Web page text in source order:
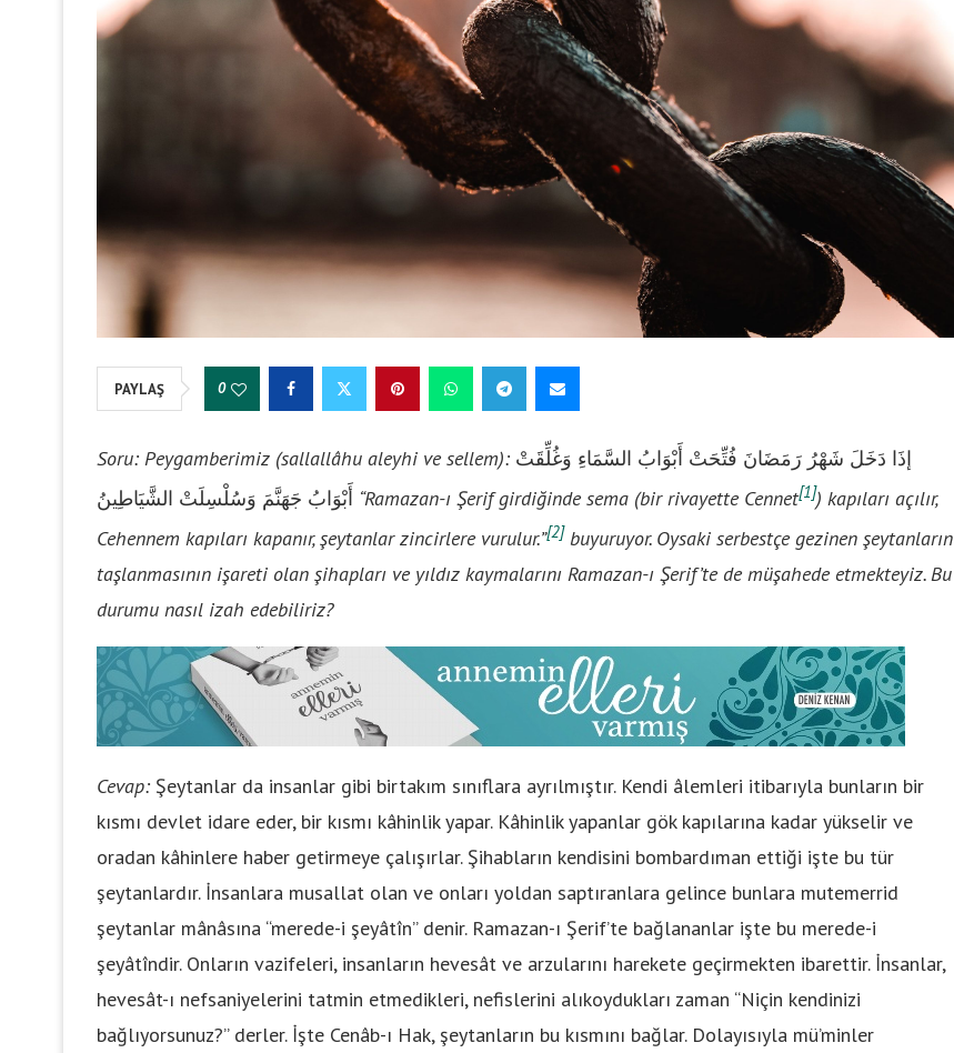
PAYLAŞ 0
Soru: Peygamberimiz (sallallâhu aleyhi ve sellem): إذَا دَخَلَ شَهْرُ رَمَضَانَ فُتِّحَتْ أَبْوَابُ السَّمَاءِ وَغُلِّقَتْ
أَبْوَابُ جَهَنَّمَ وَسُلْسِلَتْ الشَّيَاطِينُ “Ramazan-ı Şerif girdiğinde sema (bir rivayette Cennet[1]) kapıları açılır,
Cehennem kapıları kapanır, şeytanlar zincirlere vurulur.”[2] buyuruyor. Oysaki serbestçe gezinen şeytanların
taşlanmasının işareti olan şihapları ve yıldız kaymalarını Ramazan-ı Şerif’te de müşahede etmekteyiz. Bu
durumu nasıl izah edebiliriz?
Cevap: Şeytanlar da insanlar gibi birtakım sınıflara ayrılmıştır. Kendi âlemleri itibarıyla bunların bir
kısmı devlet idare eder, bir kısmı kâhinlik yapar. Kâhinlik yapanlar gök kapılarına kadar yükselir ve
oradan kâhinlere haber getirmeye çalışırlar. Şihabların kendisini bombardıman ettiği işte bu tür
şeytanlardır. İnsanlara musallat olan ve onları yoldan saptıranlara gelince bunlara mutemerrid
şeytanlar mânâsına “merede-i şeyâtîn” denir. Ramazan-ı Şerif’te bağlananlar işte bu merede-i
şeyâtîndir. Onların vazifeleri, insanların hevesât ve arzularını harekete geçirmekten ibarettir. İnsanlar,
hevesât-ı nefsaniyelerini tatmin etmedikleri, nefislerini alıkoydukları zaman “Niçin kendinizi
bağlıyorsunuz?” derler. İşte Cenâb-ı Hak, şeytanların bu kısmını bağlar. Dolayısıyla mü’minler